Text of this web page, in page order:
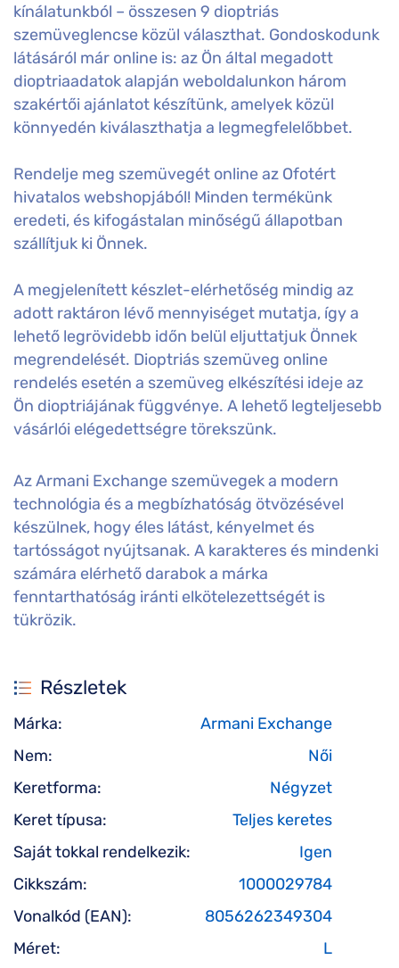
kínálatunkból – összesen 9 dioptriás
szemüveglencse közül választhat. Gondoskodunk
látásáról már online is: az Ön által megadott
dioptriaadatok alapján weboldalunkon három
szakértői ajánlatot készítünk, amelyek közül
könnyedén kiválaszthatja a legmegfelelőbbet.
Rendelje meg szemüvegét online az Ofotért
hivatalos webshopjából! Minden termékünk
eredeti, és kifogástalan minőségű állapotban
szállítjuk ki Önnek.
A megjelenített készlet-elérhetőség mindig az
adott raktáron lévő mennyiséget mutatja, így a
lehető legrövidebb időn belül eljuttatjuk Önnek
megrendelését. Dioptriás szemüveg online
rendelés esetén a szemüveg elkészítési ideje az
Ön dioptriájának függvénye. A lehető legteljesebb
vásárlói elégedettségre törekszünk.
Az Armani Exchange szemüvegek a modern
technológia és a megbízhatóság ötvözésével
készülnek, hogy éles látást, kényelmet és
tartósságot nyújtsanak. A karakteres és mindenki
számára elérhető darabok a márka
fenntarthatóság iránti elkötelezettségét is
tükrözik.
Részletek
Márka:
Armani Exchange
Nem:
Női
Keretforma:
Négyzet
Keret típusa:
Teljes keretes
Saját tokkal rendelkezik:
Igen
Cikkszám:
1000029784
Vonalkód (EAN):
8056262349304
Méret:
L